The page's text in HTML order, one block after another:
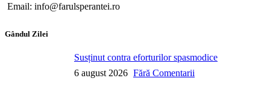
Email: info@farulsperantei.ro
Gândul Zilei
Susținut contra eforturilor spasmodice
6 august 2026 Fără Comentarii